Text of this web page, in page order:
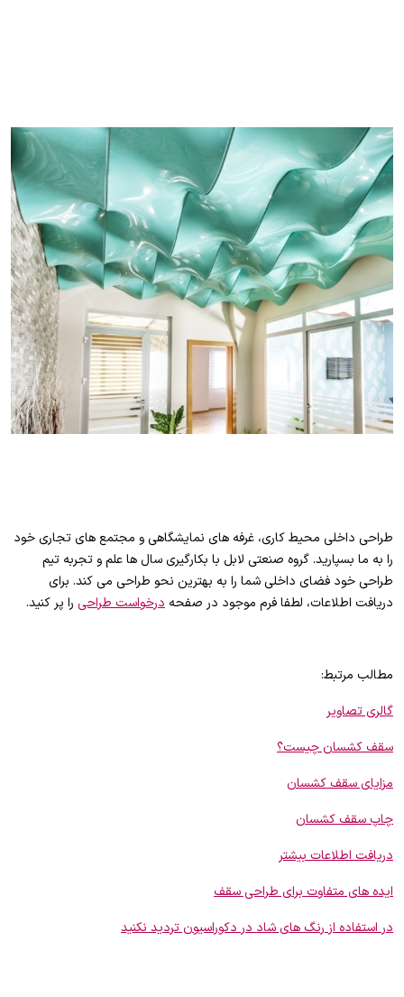
طراحی داخلی محیط کاری، غرفه های نمایشگاهی و مجتمع های تجاری خود
را به ما بسپارید. گروه صنعتی لابل با بکارگیری سال ها علم و تجربه تیم
طراحی خود فضای داخلی شما را به بهترین نحو طراحی می کند. برای
دریافت اطلاعات، لطفا فرم موجود در صفحه درخواست طراحی را پر کنید.
مطالب مرتبط:
گالری تصاویر
سقف کشسان چیست؟
مزایای سقف کشسان
چاپ سقف کشسان
دریافت اطلاعات بیشتر
ایده های متفاوت برای طراحی سقف
در استفاده از رنگ های شاد در دکوراسیون تردید نکنید